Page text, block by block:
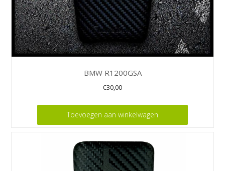
BMW R1200GSA
€30,00
Toevoegen aan winkelwagen